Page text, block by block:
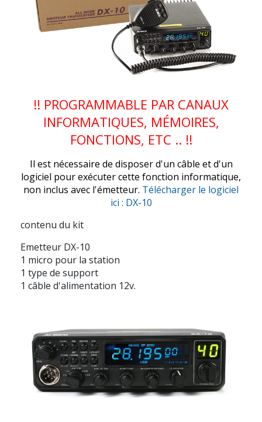
!! PROGRAMMABLE PAR CANAUX
INFORMATIQUES, MÉMOIRES,
FONCTIONS, ETC .. !!
Il est nécessaire de disposer d'un câble et d'un
logiciel pour exécuter cette fonction informatique,
non inclus avec l'émetteur. Télécharger le logiciel
ici : DX-10
contenu du kit
Emetteur DX-10
1 micro pour la station
1 type de support
1 câble d'alimentation 12v.